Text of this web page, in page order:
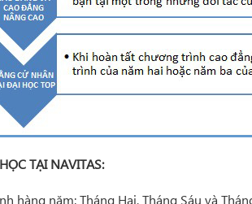
TẠI NAVITAS:
năm: Tháng Hai, Tháng Sáu và